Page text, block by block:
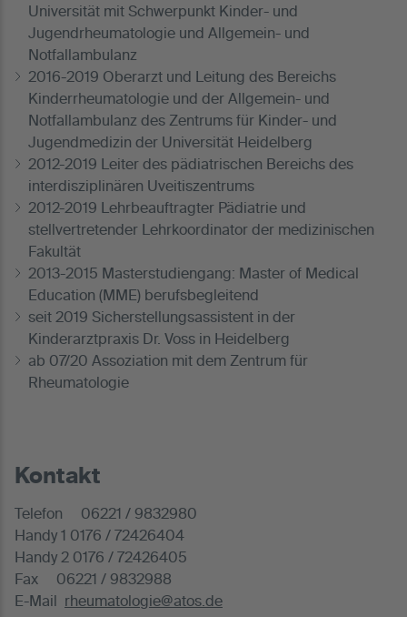
Universität mit Schwerpunkt Kinder- und
Jugendrheumatologie und Allgemein- und
Notfallambulanz
2016-2019 Oberarzt und Leitung des Bereichs
Kinderrheumatologie und der Allgemein- und
Notfallambulanz des Zentrums für Kinder- und
Jugendmedizin der Universität Heidelberg
2012-2019 Leiter des pädiatrischen Bereichs des
interdisziplinären Uveitiszentrums
2012-2019 Lehrbeauftragter Pädiatrie und
stellvertretender Lehrkoordinator der medizinischen
Fakultät
2013-2015 Masterstudiengang: Master of Medical
Education (MME) berufsbegleitend
seit 2019 Sicherstellungsassistent in der
Kinderarztpraxis Dr. Voss in Heidelberg
ab 07/20 Assoziation mit dem Zentrum für
Rheumatologie
Kontakt
Telefon 06221 / 9832980
Handy 1 0176 / 72426404
Handy 2 0176 / 72426405
Fax 06221 / 9832988
E-Mail rheumatologie@atos.de